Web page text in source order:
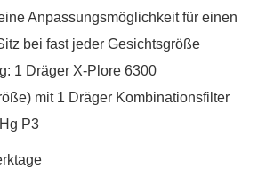
Anpassungsmöglichkeit für einen
bei fast jeder Gesichtsgröße
1 Dräger X-Plore 6300
mit 1 Dräger Kombinationsfilter
P3